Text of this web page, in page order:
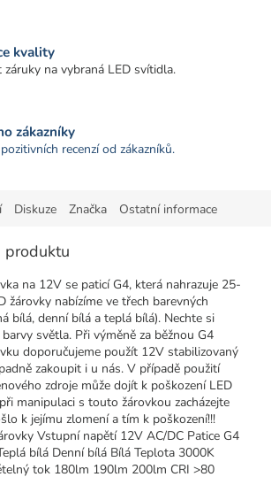
kvality
záruky na vybraná LED svítidla.
zákazníky
recenzí od zákazníků.
Diskuze Značka Ostatní informace
produktu
na 12V se paticí G4, která nahrazuje 25-
žárovky nabízíme ve třech barevných
bílá, denní bílá a teplá bílá). Nechte si
světla. Při výměně za běžnou G4
doporučujeme použít 12V stabilizovaný
zakoupit i u nás. V případě použití
zdroje může dojít k poškození LED
manipulaci s touto žárovkou zacházejte
k jejímu zlomení a tím k poškození!!!
Vstupní napětí 12V AC/DC Patice G4
bílá Denní bílá Bílá Teplota 3000K
tok 180lm 190lm 200lm CRI >80